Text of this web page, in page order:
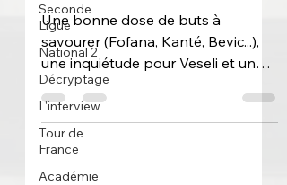
Seconde
Ligue
National 2
Décryptage
L'interview
Tour de
France
Académie
Une bonne dose de buts à
savourer (Fofana, Kanté, Bevic...),
une inquiétude pour Veseli et une
aventure qui finit mal pour
Dasquet...